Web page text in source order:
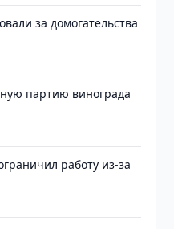
за домогательства
партию винограда
работу из-за